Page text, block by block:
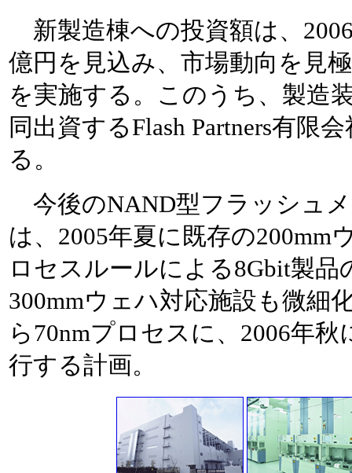
新製造棟への投資額は、
億円を見込み、市場動向を見
を実施する。このうち、製造
同出資するFlash Partners有限
る。
今後のNAND型フラッシュ
は、2005年夏に既存の200mm
ロセスルールによる8Gbit製品
300mmウェハ対応施設も微細
ら70nmプロセスに、2006年
行する計画。